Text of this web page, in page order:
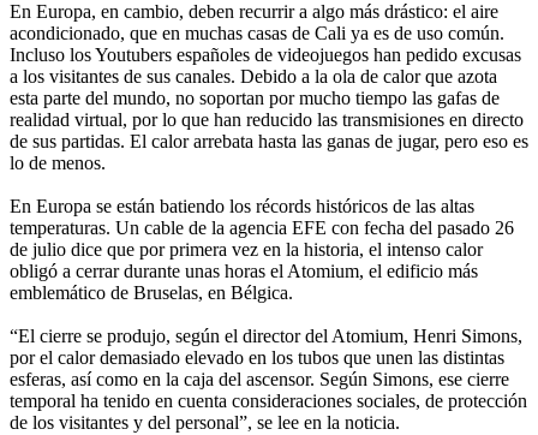
En Europa, en cambio, deben recurrir a algo más drástico: el aire
acondicionado, que en muchas casas de Cali ya es de uso común.
Incluso los Youtubers españoles de videojuegos han pedido excusas
a los visitantes de sus canales. Debido a la ola de calor que azota
esta parte del mundo, no soportan por mucho tiempo las gafas de
realidad virtual, por lo que han reducido las transmisiones en directo
de sus partidas. El calor arrebata hasta las ganas de jugar, pero eso es
lo de menos.
En Europa se están batiendo los récords históricos de las altas
temperaturas. Un cable de la agencia EFE con fecha del pasado 26
de julio dice que por primera vez en la historia, el intenso calor
obligó a cerrar durante unas horas el Atomium, el edificio más
emblemático de Bruselas, en Bélgica.
“El cierre se produjo, según el director del Atomium, Henri Simons,
por el calor demasiado elevado en los tubos que unen las distintas
esferas, así como en la caja del ascensor. Según Simons, ese cierre
temporal ha tenido en cuenta consideraciones sociales, de protección
de los visitantes y del personal”, se lee en la noticia.